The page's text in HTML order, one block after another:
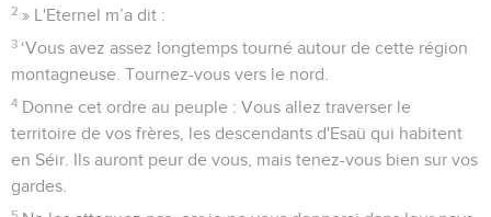
2 » L'Eternel m’a dit :
3 ‘Vous avez assez longtemps tourné autour de cette région
montagneuse. Tournez-vous vers le nord.
4 Donne cet ordre au peuple : Vous allez traverser le
territoire de vos frères, les descendants d'Esaü qui habitent
en Séir. Ils auront peur de vous, mais tenez-vous bien sur vos
gardes.
5